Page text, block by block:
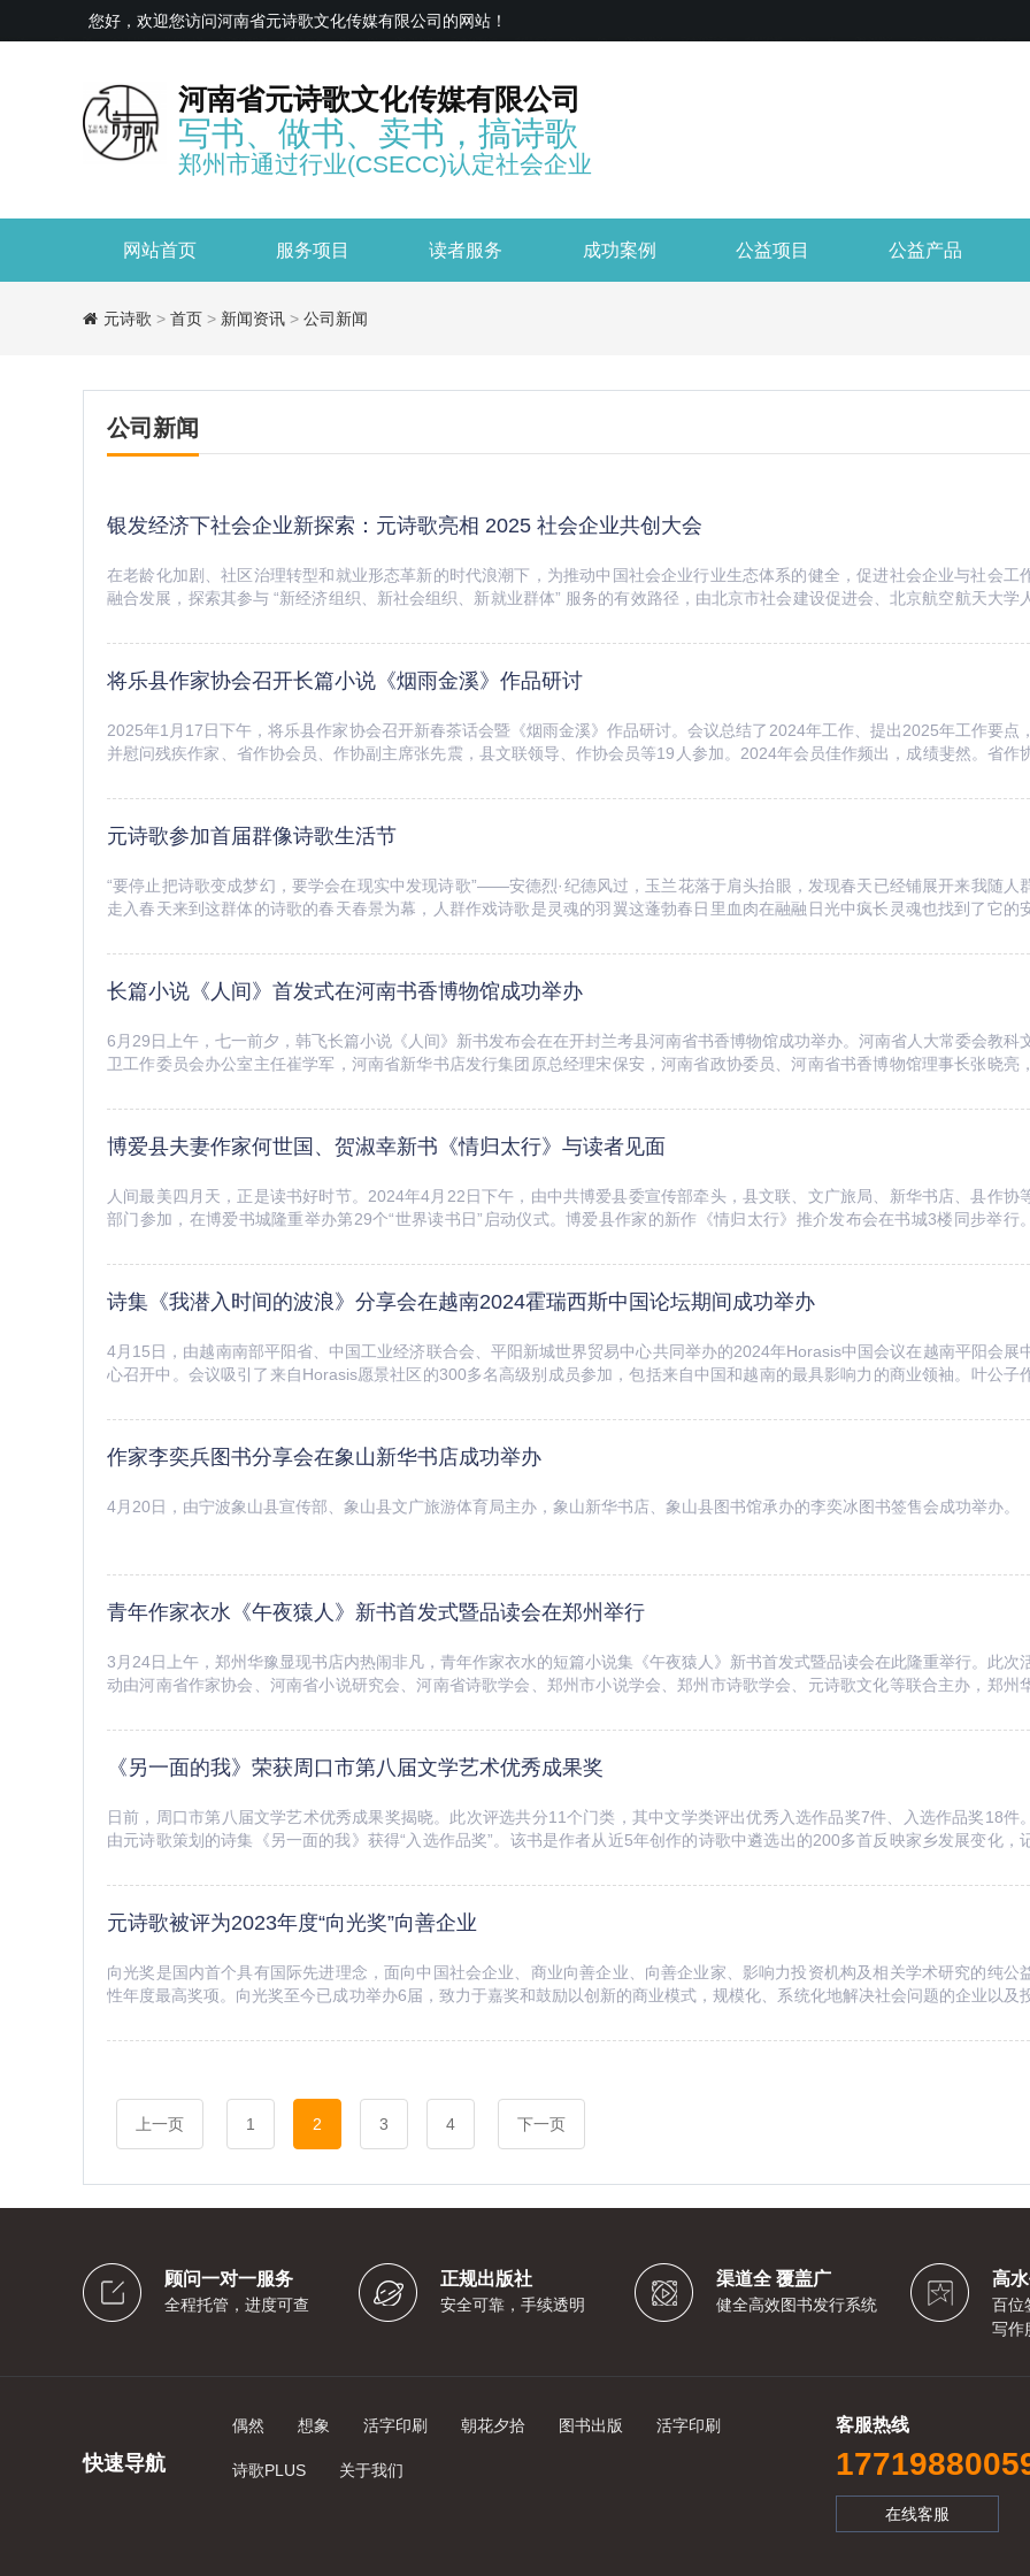
您好，欢迎您访问河南省元诗歌文化传媒有限公司的网站！
河南省元诗歌文化传媒有限公司
写书、做书、卖书，搞诗歌
郑州市通过行业(CSECC)认定社会企业
网站首页 服务项目 读者服务 成功案例 公益项目 公益产品
元诗歌 > 首页 > 新闻资讯 > 公司新闻
公司新闻
银发经济下社会企业新探索：元诗歌亮相 2025 社会企业共创大会
在老龄化加剧、社区治理转型和就业形态革新的时代浪潮下，为推动中国社会企业行业生态体系的健全，促进社会企业与社会工
融合发展，探索其参与 “新经济组织、新社会组织、新就业群体” 服务的有效路径，由北京市社会建设促进会、北京航空航天大学人
将乐县作家协会召开长篇小说《烟雨金溪》作品研讨
2025年1月17日下午，将乐县作家协会召开新春茶话会暨《烟雨金溪》作品研讨。会议总结了2024年工作、提出2025年工作要点，
并慰问残疾作家、省作协会员、作协副主席张先震，县文联领导、作协会员等19人参加。2024年会员佳作频出，成绩斐然。省作
元诗歌参加首届群像诗歌生活节
“要停止把诗歌变成梦幻，要学会在现实中发现诗歌”——安德烈·纪德风过，玉兰花落于肩头抬眼，发现春天已经铺展开来我随人
走入春天来到这群体的诗歌的春天春景为幕，人群作戏诗歌是灵魂的羽翼这蓬勃春日里血肉在融融日光中疯长灵魂也找到了它的
长篇小说《人间》首发式在河南书香博物馆成功举办
6月29日上午，七一前夕，韩飞长篇小说《人间》新书发布会在在开封兰考县河南省书香博物馆成功举办。河南省人大常委会教科
卫工作委员会办公室主任崔学军，河南省新华书店发行集团原总经理宋保安，河南省政协委员、河南省书香博物馆理事长张晓亮，
博爱县夫妻作家何世国、贺淑幸新书《情归太行》与读者见面
人间最美四月天，正是读书好时节。2024年4月22日下午，由中共博爱县委宣传部牵头，县文联、文广旅局、新华书店、县作协
部门参加，在博爱书城隆重举办第29个“世界读书日”启动仪式。博爱县作家的新作《情归太行》推介发布会在书城3楼同步举行。
诗集《我潜入时间的波浪》分享会在越南2024霍瑞西斯中国论坛期间成功举办
4月15日，由越南南部平阳省、中国工业经济联合会、平阳新城世界贸易中心共同举办的2024年Horasis中国会议在越南平阳会展
心召开中。会议吸引了来自Horasis愿景社区的300多名高级别成员参加，包括来自中国和越南的最具影响力的商业领袖。叶公子
作家李奕兵图书分享会在象山新华书店成功举办
4月20日，由宁波象山县宣传部、象山县文广旅游体育局主办，象山新华书店、象山县图书馆承办的李奕冰图书签售会成功举办。
青年作家衣水《午夜猿人》新书首发式暨品读会在郑州举行
3月24日上午，郑州华豫显现书店内热闹非凡，青年作家衣水的短篇小说集《午夜猿人》新书首发式暨品读会在此隆重举行。此次
动由河南省作家协会、河南省小说研究会、河南省诗歌学会、郑州市小说学会、郑州市诗歌学会、元诗歌文化等联合主办，郑州
《另一面的我》荣获周口市第八届文学艺术优秀成果奖
日前，周口市第八届文学艺术优秀成果奖揭晓。此次评选共分11个门类，其中文学类评出优秀入选作品奖7件、入选作品奖18件。
由元诗歌策划的诗集《另一面的我》获得“入选作品奖”。该书是作者从近5年创作的诗歌中遴选出的200多首反映家乡发展变化，
元诗歌被评为2023年度“向光奖”向善企业
向光奖是国内首个具有国际先进理念，面向中国社会企业、商业向善企业、向善企业家、影响力投资机构及相关学术研究的纯公
性年度最高奖项。向光奖至今已成功举办6届，致力于嘉奖和鼓励以创新的商业模式，规模化、系统化地解决社会问题的企业以及
上一页 1 2 3 4 下一页
顾问一对一服务
全程托管，进度可查
正规出版社
安全可靠，手续透明
渠道全 覆盖广
健全高效图书发行系统
高
百位
写作
快速导航
偶然 想象 活字印刷 朝花夕拾 图书出版 活字印刷
诗歌PLUS 关于我们
客服热线
在线客服